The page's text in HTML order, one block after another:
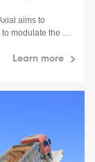
aims to
modulate the gut
Learn more